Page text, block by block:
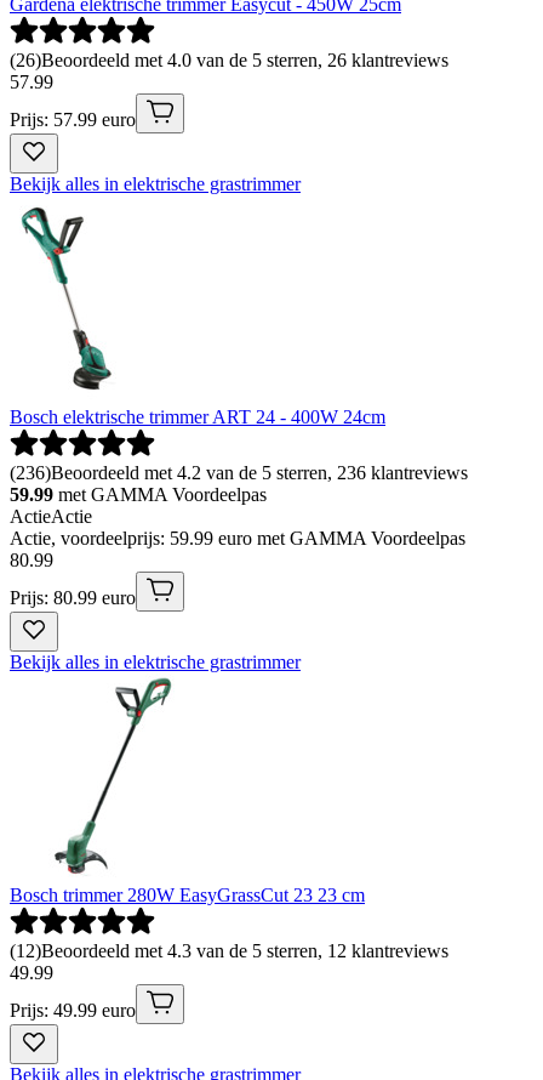
Gardena elektrische trimmer Easycut - 450W 25cm
(26)Beoordeeld met 4.0 van de 5 sterren, 26 klantreviews
57.99
Prijs: 57.99 euro
Bekijk alles in elektrische grastrimmer
Bosch elektrische trimmer ART 24 - 400W 24cm
(236)Beoordeeld met 4.2 van de 5 sterren, 236 klantreviews
59.99 met GAMMA Voordeelpas
ActieActie
Actie, voordeelprijs: 59.99 euro met GAMMA Voordeelpas
80.99
Prijs: 80.99 euro
Bekijk alles in elektrische grastrimmer
Bosch trimmer 280W EasyGrassCut 23 23 cm
(12)Beoordeeld met 4.3 van de 5 sterren, 12 klantreviews
49.99
Prijs: 49.99 euro
Bekijk alles in elektrische grastrimmer